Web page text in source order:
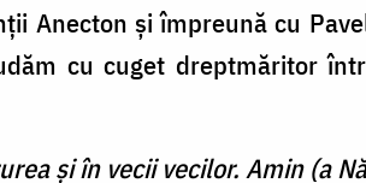
Anecton şi împreună cu
cu cuget dreptmăritor
şi în vecii vecilor. Amin (a